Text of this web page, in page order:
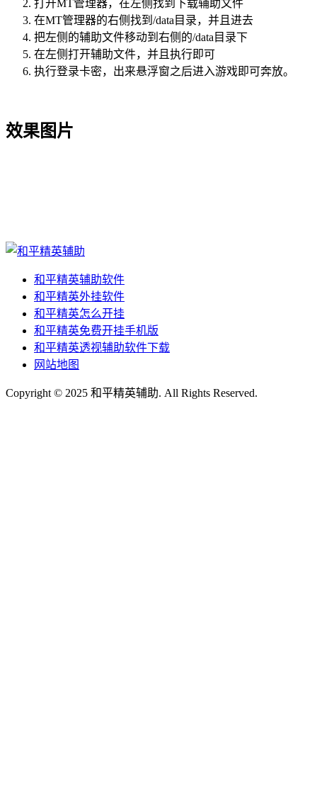
打开MT管理器，在左侧找到下载辅助文件
在MT管理器的右侧找到/data目录，并且进去
把左侧的辅助文件移动到右侧的/data目录下
在左侧打开辅助文件，并且执行即可
执行登录卡密，出来悬浮窗之后进入游戏即可奔放。
效果图片
和平精英辅助软件
和平精英外挂软件
和平精英怎么开挂
和平精英免费开挂手机版
和平精英透视辅助软件下载
网站地图
Copyright © 2025 和平精英辅助. All Rights Reserved.